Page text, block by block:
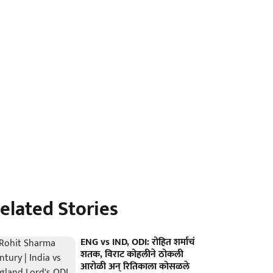
Stories
ENG vs IND, ODI: रोहित शर्माचं
शतक, विराट कोहलीने ठोकली
आरोळी अन् रितिकाला कोसळले